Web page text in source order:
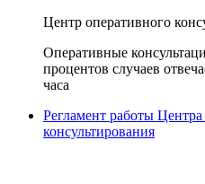
Центр оперативного
Оперативные
процентов случаев
часа
Регламент работы
консультирования